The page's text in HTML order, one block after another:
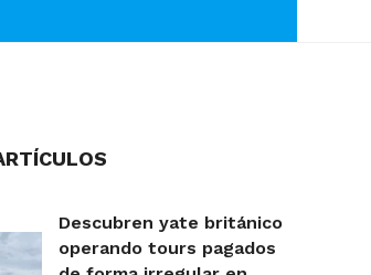
Descubren yate británico
operando tours pagados